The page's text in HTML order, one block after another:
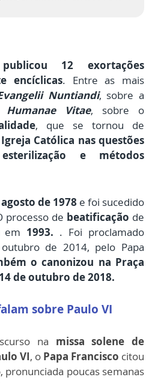
publicou 12 exortações
encíclicas. Entre as mais
Nuntiandi, sobre a
Humanae Vitae, sobre o
, que se tornou de
Católica nas questões
e métodos
de 1978 e foi sucedido
processo de beatificação de
em 1993. . Foi proclamado
de 2014, pelo Papa
o canonizou na Praça
de outubro de 2018.
sobre Paulo VI
na missa solene de
VI, o Papa Francisco citou
pronunciada poucas semanas